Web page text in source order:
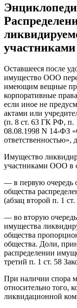
Оставшееся после
имущество ООО
имеющим вещные
корпоративные
если иное не
актами или
(п. 8 ст. 63 ГК РФ, п.
08.08.1998 N 14-ФЗ
Имущество
участниками ООО в
— в первую очередь
общества
(абзац второй п. 1
— во вторую очередь
имущества
общества
общества. Доли,
распределении
третий п. 1 ст. 58
При наличии спора
относительно того,
ликвидационной